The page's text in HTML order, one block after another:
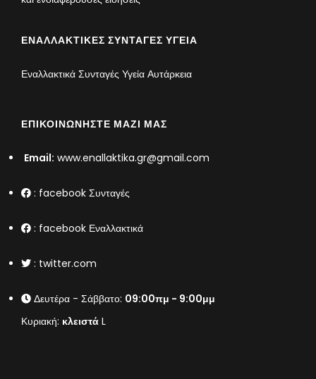
ΕΝΑΛΛΑΚΤΙΚΈΣ ΣΥΝΤΑΓΈΣ ΥΓΕΊΑ
Εναλλακτικά Συνταγές Υγεία Αυτάρκεια
ΕΠΙΚΟΙΝΩΝΉΣΤΕ ΜΑΖΊ ΜΑΣ
Email: www.enallaktika.gr@gmail.com
: facebook Συνταγές
: facebook Εναλλακτικά
: twitter.com
Δευτέρα - Σάββατο: 09:00πμ - 9:00μμ
Κυριακή: κλειστά L